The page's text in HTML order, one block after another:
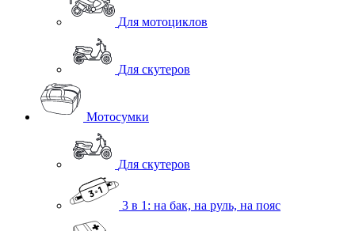
Для мотоциклов
Для скутеров
Мотосумки
Для скутеров
3 в 1: на бак, на руль, на пояс